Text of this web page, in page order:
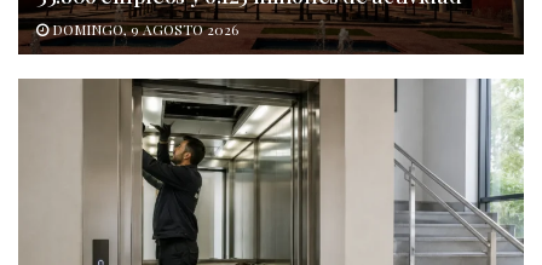
DOMINGO, 9 AGOSTO 2026